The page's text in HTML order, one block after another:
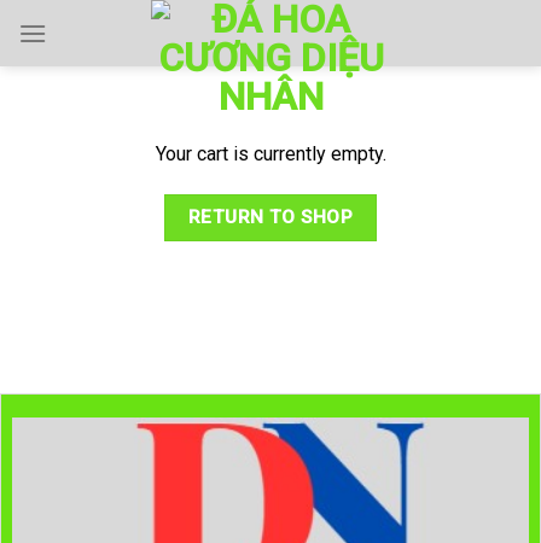
content
Your cart is currently empty.
RETURN TO SHOP